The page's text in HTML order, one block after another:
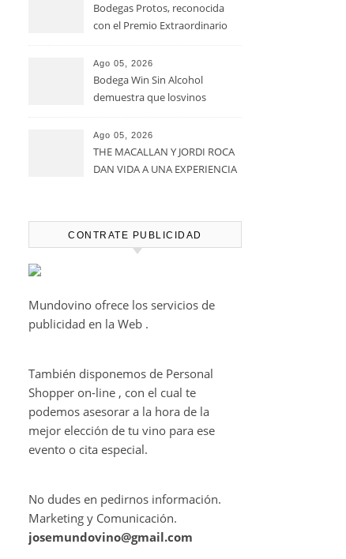
Bodegas Protos, reconocida
con el Premio Extraordinario
casi un siglo de excelencia
vitivinícola
Ago 05, 2026
Bodega Win Sin Alcohol
demuestra que losvinos
calidadcomienzan a diseñarse
en el viñedo
Ago 05, 2026
THE MACALLAN Y JORDI ROCA
DAN VIDA A UNA EXPERIENCIA
HARMONY COLLECTION
CONTRATE PUBLICIDAD
Mundovino ofrece los servicios de
publicidad en la Web .
También disponemos de Personal
Shopper on-line , con el cual te
podemos asesorar a la hora de la
mejor elección de tu vino para ese
evento o cita especial.
No dudes en pedirnos información.
Marketing y Comunicación.
josemundovino@gmail.com